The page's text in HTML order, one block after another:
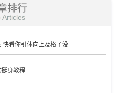
排行
Articles
快看你引体向上及格了没
挺身教程